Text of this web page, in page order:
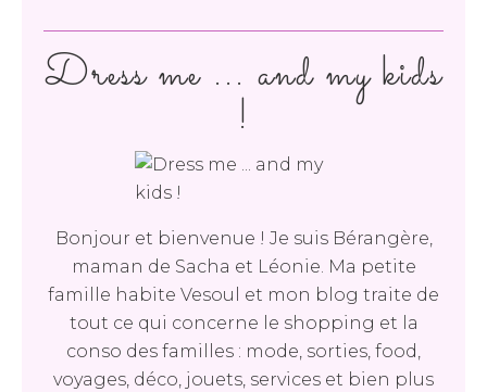
Dress me ... and my kids
!
Bonjour et bienvenue ! Je suis Bérangère,
maman de Sacha et Léonie. Ma petite
famille habite Vesoul et mon blog traite de
tout ce qui concerne le shopping et la
conso des familles : mode, sorties, food,
voyages, déco, jouets, services et bien plus